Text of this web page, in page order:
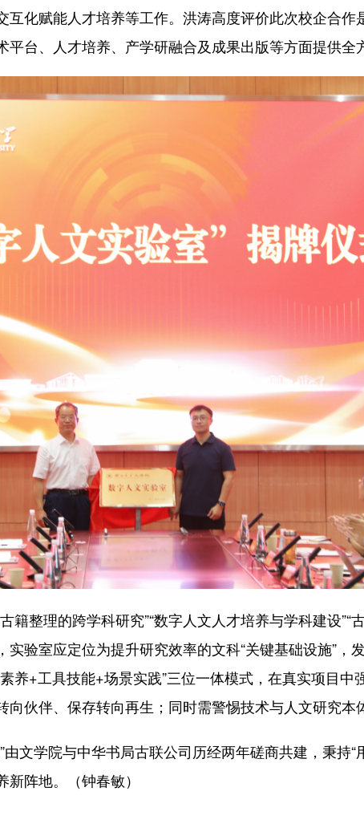
互化赋能人才培养等工作。洪涛高度评价此次校企合
台、人才培养、产学研融合及成果出版等方面提供全
整理的跨学科研究”“数字人文人才培养与学科建设”“
验室应定位为提升研究效率的文科“关键基础设施”，
养+工具技能+场景实践”三位一体模式，在真实项目中
伙伴、保存转向再生；同时需警惕技术与人文研究本
学院与中华书局古联公司历经两年磋商共建，秉持“
阵地。（钟春敏）